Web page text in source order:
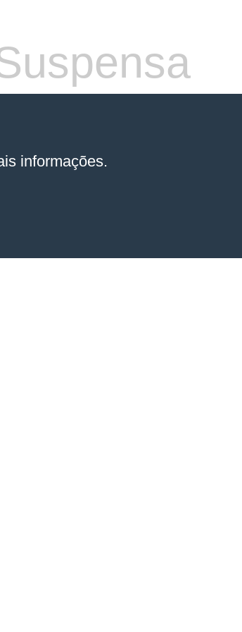
informações.